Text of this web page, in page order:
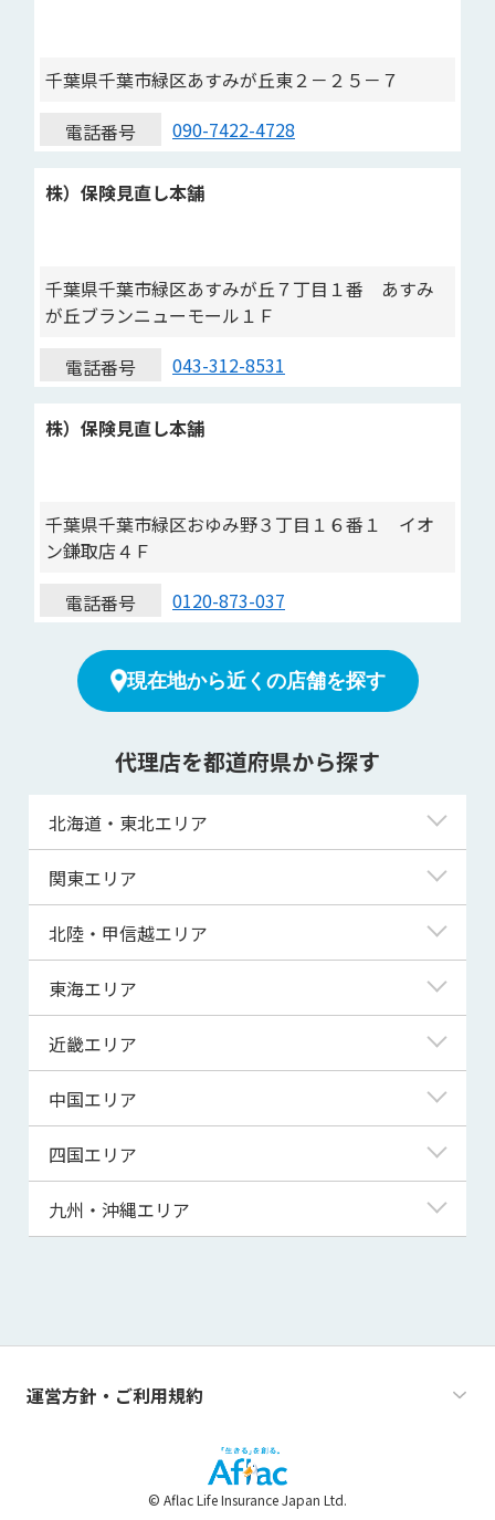
千葉県千葉市緑区あすみが丘東２－２５－７
電話番号
090-7422-4728
株）保険見直し本舗
千葉県千葉市緑区あすみが丘７丁目１番 あすみ
が丘ブランニューモール１Ｆ
電話番号
043-312-8531
株）保険見直し本舗
千葉県千葉市緑区おゆみ野３丁目１６番１ イオ
ン鎌取店４Ｆ
電話番号
0120-873-037
現在地から近くの店舗を探す
代理店を都道府県から探す
北海道・東北エリア
北海道
青森県
宮城県
秋田県
山形県
関東エリア
東京都
神奈川県
埼玉県
千葉県
茨城県
群馬県
北陸・甲信越エリア
新潟県
富山県
福井県
山梨県
長野県
東海エリア
岐阜県
静岡県
三重県
近畿エリア
滋賀県
京都府
大阪府
兵庫県
和歌山県
中国エリア
鳥取県
島根県
山口県
四国エリア
徳島県
高知県
九州・沖縄エリア
熊本県
運営方針・ご利用規約
© Aflac Life Insurance Japan Ltd.